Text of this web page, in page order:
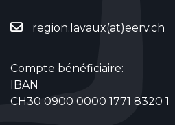
region.lavaux(at)eerv.ch
Compte bénéficiaire:
IBAN
CH30 0900 0000 1771 8320 1